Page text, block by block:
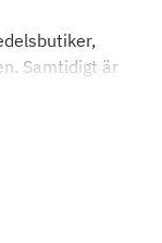
Samtidigt är